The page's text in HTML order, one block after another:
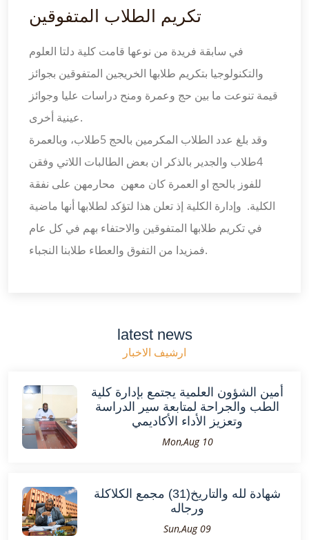
تكريم الطلاب المتفوقين
في سابقة فريدة من نوعها قامت كلية دلتا العلوم
والتكنولوجيا بتكريم طلابها الخريجين المتفوقين بجوائز
قيمة تنوعت ما بين حج وعمرة ومنح دراسات عليا وجوائز
عينية أخرى.
وقد بلغ عدد الطلاب المكرمين بالحج 5طلاب، وبالعمرة
4طلاب والجدير بالذكر ان بعض الطالبات اللاتي وفقن
للفوز بالحج او العمرة كان معهن محارمهن على نفقة
الكلية. وإدارة الكلية إذ تعلن هذا لتؤكد لطلابها أنها ماضية
في تكريم طلابها المتفوقين والاحتفاء بهم في كل عام
فمزيدا من التفوق والعطاء طلابنا النجباء.
latest news
ارشيف الاخبار
أمين الشؤون العلمية يجتمع بإدارة كلية
الطب والجراحة لمتابعة سير الدراسة
وتعزيز الأداء الأكاديمي
Mon,Aug 10
شهادة لله والتاريخ(31) مجمع الكلاكلة
ورجاله
Sun,Aug 09